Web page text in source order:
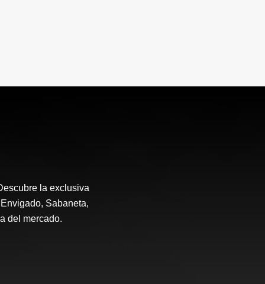
la exclusiva
Sabaneta,
del mercado.